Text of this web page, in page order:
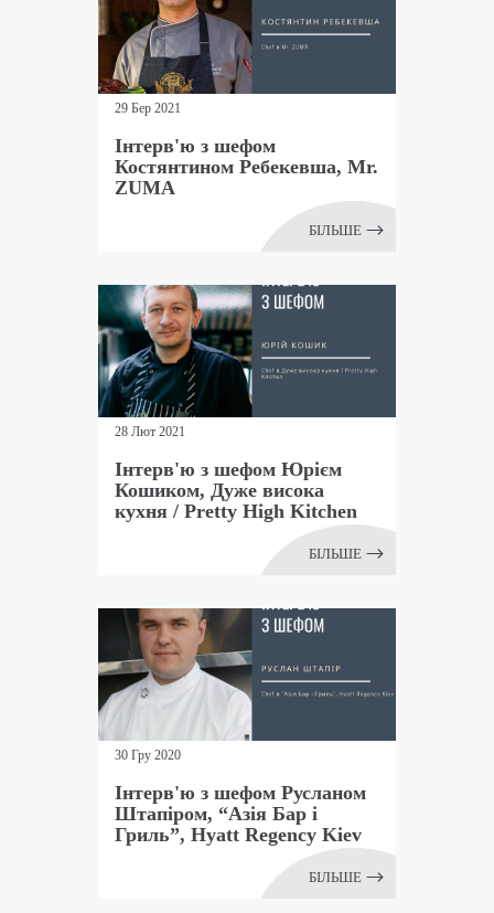
29 Бер 2021
Інтерв'ю з шефом
Костянтином Ребекевша, Mr.
ZUMA
БІЛЬШЕ
28 Лют 2021
Інтерв'ю з шефом Юрієм
Кошиком, Дуже висока
кухня / Pretty High Kitchen
БІЛЬШЕ
30 Гру 2020
Інтерв'ю з шефом Русланом
Штапіром, “Азія Бар і
Гриль”, Hyatt Regency Kiev
БІЛЬШЕ